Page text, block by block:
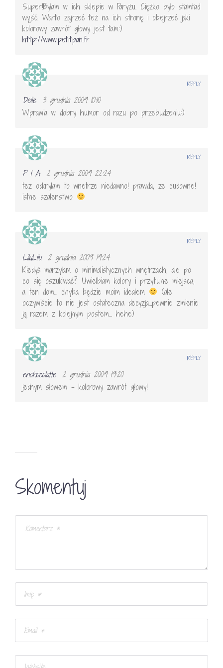
Super!Byłam w ich sklepie w Paryżu. Ciężko było stamtad
wyjść. Warto zajrzeć też na ich stronę i obejrzeć jaki
kolorowy zawrót głowy jest tam:)
http://www.petitpan.fr
Delie
3 grudnia 2009 10:10
Wprawia w dobry humor od razu po przebudzeniu:)
REPLY
P I A 2 grudnia 2009 22:24
tez odkrylam to wnetrze niedawno! prawda, ze cudowne!
istne szalenstwo
REPLY
LiluLilu 2 grudnia 2009 19:24
Kiedyś marzyłam o minimalistycznych wnętrzach, ale po
co się oszukiwać? Uwielbiam kolory i przytulne miejsca,
a ten dom… chyba będzie moim ideałem
(ale
oczywiście to nie jest ostateczna decyzja…pewnie zmienie
ją razem z kolejnym postem… hehe)
REPLY
enchocolatte 2 grudnia 2009 19:20
jednym słowem – kolorowy zawrót głowy!
REPLY
Skomentuj